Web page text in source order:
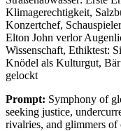
Klimagerechtigkeit,
Konzertchef,
Elton John verlor
Wissenschaft, Ethiktest:
Knödel als Kulturgut, Bär
gelockt
Prompt: Symphony of
seeking justice,
rivalries, and glimmers